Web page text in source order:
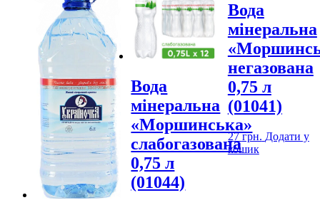
Вода
мінеральна
«Моршинська»
слабогазована
0,75 л
(01044)
Вода
мінеральна
негазована
0,75 л
(01041)
27грн. Додати у
кошик